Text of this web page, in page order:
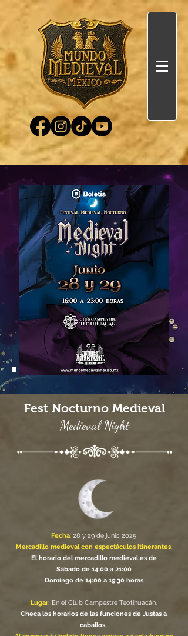
Fest Nocturno Medieval
Medieval Night
Fecha: 28 y 29 de junio 2025
Mercadillo medieval con espectáculos itinerantes.​​
El horario del mercadillo medieval es de
Sábado de 14:00 a 21:00
Domingo de 14:00 a 19:30 horas
Lugar: En el Club Campestre Teotihuacán.
Checa los horarios de las funciones de Justas a
caballos.